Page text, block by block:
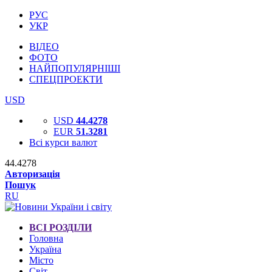
РУС
УКР
ВІДЕО
ФОТО
НАЙПОПУЛЯРНІШІ
СПЕЦПРОЕКТИ
USD
USD 44.4278
EUR 51.3281
Всі курси валют
44.4278
Авторизація
Пошук
RU
ВСІ РОЗДІЛИ
Головна
Україна
Місто